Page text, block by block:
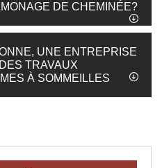
DE CHEMINÉE?
UNE ENTREPRISE
TRAVAUX
À SOMMEILLES